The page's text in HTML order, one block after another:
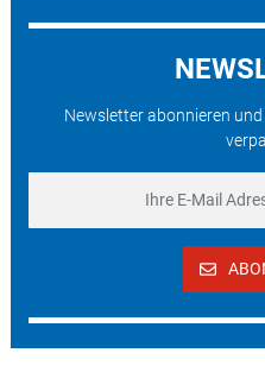
Newsletter abonnieren